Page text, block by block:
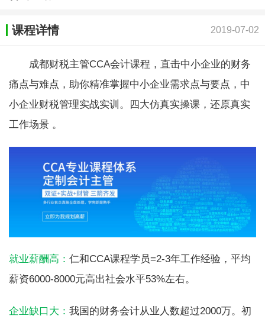
课程详情 2019-07-02
成都财税主管CCA会计课程，直击中小企业的财务
痛点与难点，助你精准掌握中小企业需求点与要点，中
小企业财税管理实战实训。四大仿真实操课，还原真实
工作场景 。
就业薪酬高： 仁和CCA课程学员=2-3年工作经验，平均
薪资6000-8000元高出社会水平53%左右。
企业缺口大： 我国的财务会计从业人数超过2000万。初